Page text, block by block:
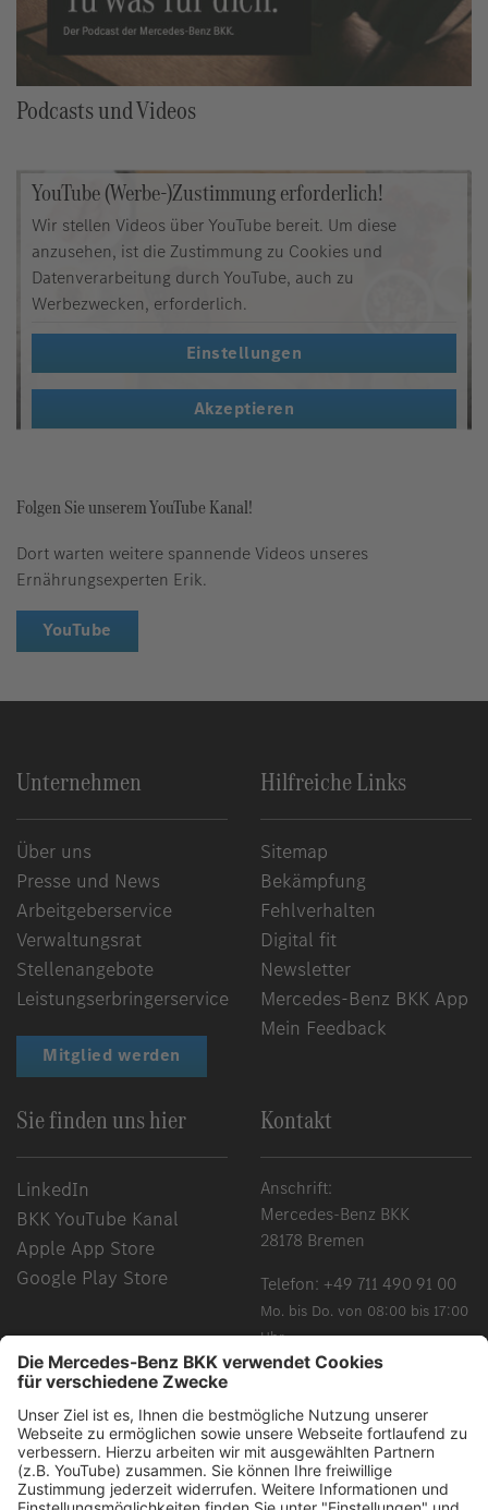
Podcasts und Videos
YouTube (Werbe-)Zustimmung erforderlich!
Wir stellen Videos über YouTube bereit. Um diese
anzusehen, ist die Zustimmung zu Cookies und
Datenverarbeitung durch YouTube, auch zu
Werbezwecken, erforderlich.
Einstellungen
Akzeptieren
Folgen Sie unserem YouTube Kanal!
Dort warten weitere spannende Videos unseres
Ernährungsexperten Erik.
YouTube
Unternehmen
Über uns
Presse und News
Arbeitgeberservice
Verwaltungsrat
Stellenangebote
Leistungserbringerservice
Mitglied werden
Hilfreiche Links
Sitemap
Bekämpfung
Fehlverhalten
Digital fit
Newsletter
Mercedes-Benz BKK App
Mein Feedback
Sie finden uns hier
LinkedIn
BKK YouTube Kanal
Apple App Store
Google Play Store
Kontakt
Anschrift:
Mercedes-Benz BKK
28178 Bremen
Telefon: +49 711 490 91 00
Mo. bis Do. von 08:00 bis 17:00
Uhr
Fr. von 08:00 bis 15:00 Uhr
Chancengleichheit, Vielfalt, Offenheit und Respekt gehören
zu unseren Grundüberzeugungen. Grundsätzlich schließen